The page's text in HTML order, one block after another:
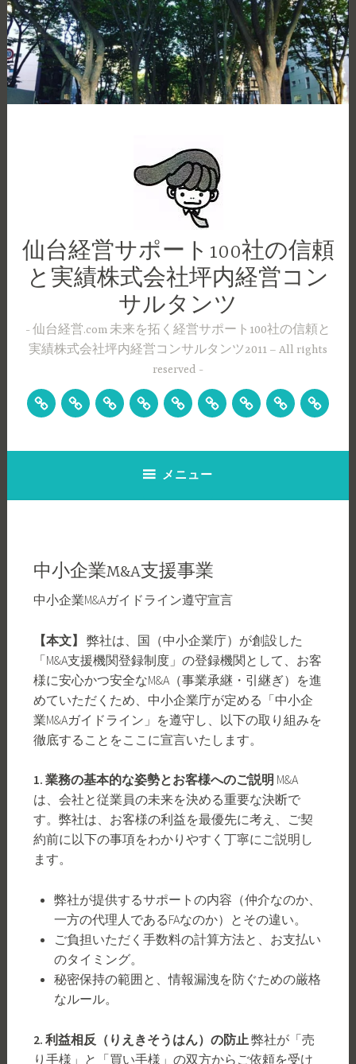
コ
ン
テ
ン
ツ
へ
仙台経営サポート100社の信頼
と実績株式会社坪内経営コン
サルタンツ
仙台経営.com 未来を拓く経営サポート100社の信頼と
実績株式会社坪内経営コンサルタンツ2011 – All rights
reserved
理
念
経
営
ジ
ト
ピ
ッ
ク
会
社
概
要
業
務
内
容
相
続
手
続・
お
問
い
合
ホ
ー
ム
プ
ラ
イ
バ
リ
中
小
企
業
事
メニュー
中小企業M&A支援事業
中小企業M&Aガイドライン遵守宣言
【本文】
弊社は、国（中小企業庁）が創設した
「M&A支援機関登録制度」の登録機関として、お客
様に安心かつ安全なM&A（事業承継・引継ぎ）を進
めていただくため、中小企業庁が定める「中小企
業M&Aガイドライン」を遵守し、以下の取り組みを
徹底することをここに宣言いたします。
1. 業務の基本的な姿勢とお客様へのご説明 M&A
は、会社と従業員の未来を決める重要な決断で
す。弊社は、お客様の利益を最優先に考え、ご契
約前に以下の事項をわかりやすく丁寧にご説明し
ます。
弊社が提供するサポートの内容（仲介なのか、
一方の代理人であるFAなのか）とその違い。
ご負担いただく手数料の計算方法と、お支払い
のタイミング。
秘密保持の範囲と、情報漏洩を防ぐための厳格
なルール。
2. 利益相反（りえきそうはん）の防止 弊社が「売
り手様」と「買い手様」の双方からご依頼を受け